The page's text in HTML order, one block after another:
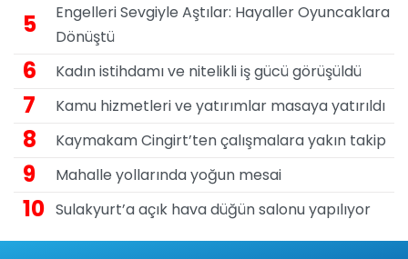
5
Engelleri Sevgiyle Aştılar: Hayaller Oyuncaklara
Dönüştü
6 Kadın istihdamı ve nitelikli iş gücü görüşüldü
7 Kamu hizmetleri ve yatırımlar masaya yatırıldı
8 Kaymakam Cingirt’ten çalışmalara yakın takip
9 Mahalle yollarında yoğun mesai
10 Sulakyurt’a açık hava düğün salonu yapılıyor